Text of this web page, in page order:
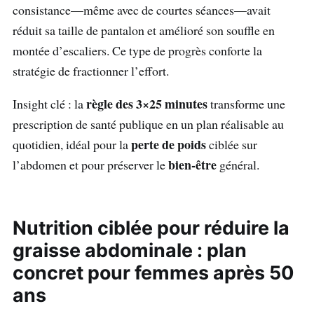
consistance—même avec de courtes séances—avait
réduit sa taille de pantalon et amélioré son souffle en
montée d’escaliers. Ce type de progrès conforte la
stratégie de fractionner l’effort.
Insight clé : larègle des 3×25 minutestransforme une
prescription de santé publique en un plan réalisable au
quotidien, idéal pour laperte de poidsciblée sur
l’abdomen et pour préserver lebien-être général.
Nutrition ciblée pour réduire la
graisse abdominale : plan
concret pour femmes après 50
ans